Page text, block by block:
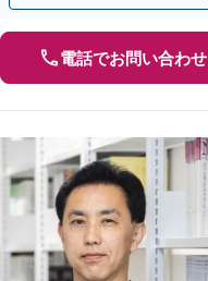
電話でお問い合わせ